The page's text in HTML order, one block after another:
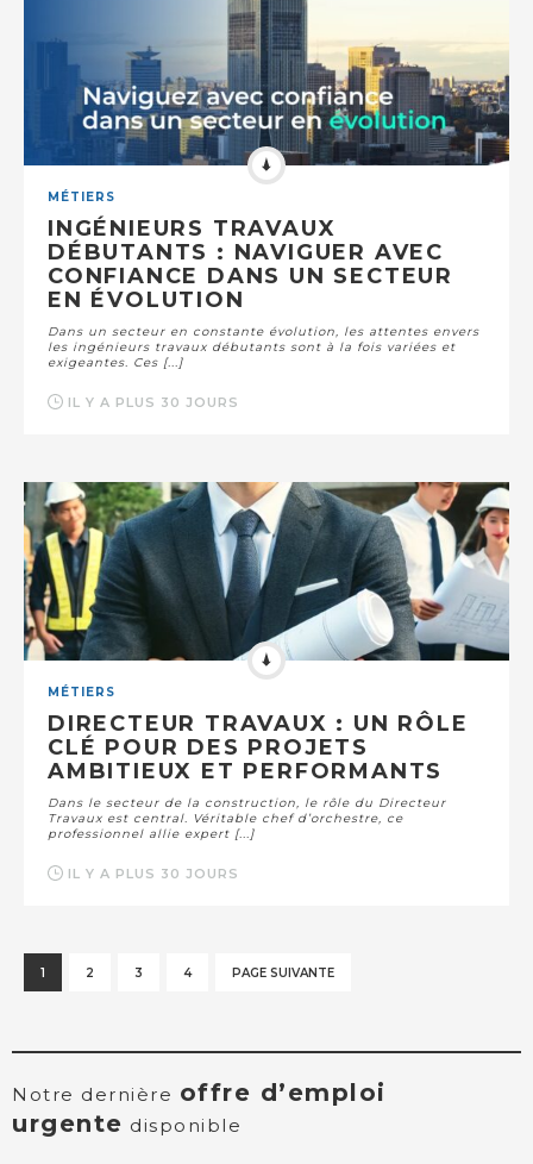
MÉTIERS
INGÉNIEURS TRAVAUX
DÉBUTANTS : NAVIGUER AVEC
CONFIANCE DANS UN SECTEUR
EN ÉVOLUTION
Dans un secteur en constante évolution, les attentes envers
les ingénieurs travaux débutants sont à la fois variées et
exigeantes. Ces [...]
IL Y A PLUS 30 JOURS
MÉTIERS
DIRECTEUR TRAVAUX : UN RÔLE
CLÉ POUR DES PROJETS
AMBITIEUX ET PERFORMANTS
Dans le secteur de la construction, le rôle du Directeur
Travaux est central. Véritable chef d’orchestre, ce
professionnel allie expert [...]
IL Y A PLUS 30 JOURS
1 2 3 4 PAGE SUIVANTE
Notre dernière offre d’emploi
urgente disponible